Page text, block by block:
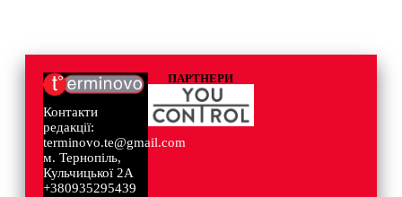
Контакти
редакції:
terminovo.te@gmail.com
м. Тернопіль,
Кульчицької 2А
+380935295439
ПАРТНЕРИ